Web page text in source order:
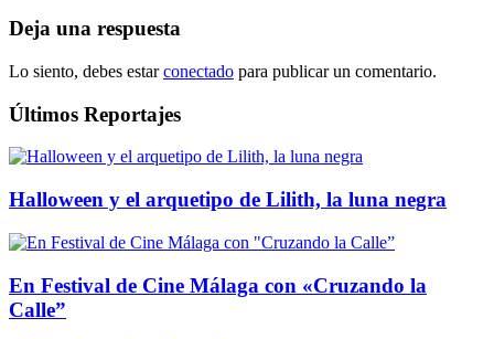
Deja una respuesta
Lo siento, debes estarconectado para publicar un comentario.
Últimos Reportajes
Halloween y el arquetipo de Lilith, la luna negra
En Festival de Cine Málaga con «Cruzando la
Calle”